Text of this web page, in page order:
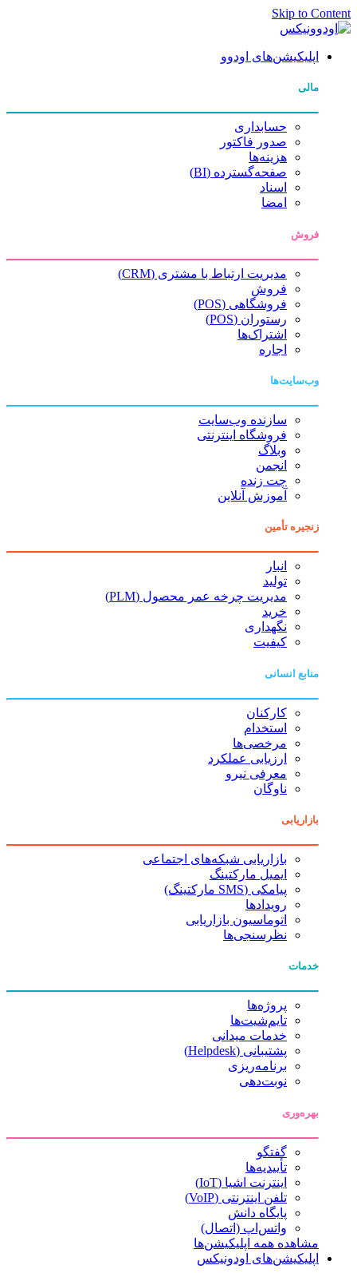
Skip to Content
اپلیکیشن‌های اودوو
مالی
حسابداری
صدور فاکتور
هزینه‌ها
صفحه‌گسترده (BI)
اسناد
امضا
فروش
مدیریت ارتباط با مشتری (CRM)
فروش
فروشگاهی (POS)
رستوران (POS)
اشتراک‌ها
اجاره
وب‌سایت‌ها
سازنده وب‌سایت
فروشگاه اینترنتی
وبلاگ
انجمن
چت زنده
آموزش آنلاین
زنجیره تأمین
انبار
تولید
مدیریت چرخه عمر محصول (PLM)
خرید
نگهداری
کیفیت
منابع انسانی
کارکنان
استخدام
مرخصی‌ها
ارزیابی عملکرد
معرفی نیرو
ناوگان
بازاریابی
بازاریابی شبکه‌های اجتماعی
ایمیل مارکتینگ
پیامکی (SMS مارکتینگ)
رویدادها
اتوماسیون بازاریابی
نظرسنجی‌ها
خدمات
پروژه‌ها
تایم‌شیت‌ها
خدمات میدانی
پشتیبانی (Helpdesk)
برنامه‌ریزی
نوبت‌دهی
بهره‌وری
گفتگو
تأییدیه‌ها
اینترنت اشیا (IoT)
تلفن اینترنتی (VoIP)
پایگاه دانش
واتس‌اپ (اتصال)
مشاهده همه اپلیکیشن‌ها
اپلیکیشن‌های اودونیکس